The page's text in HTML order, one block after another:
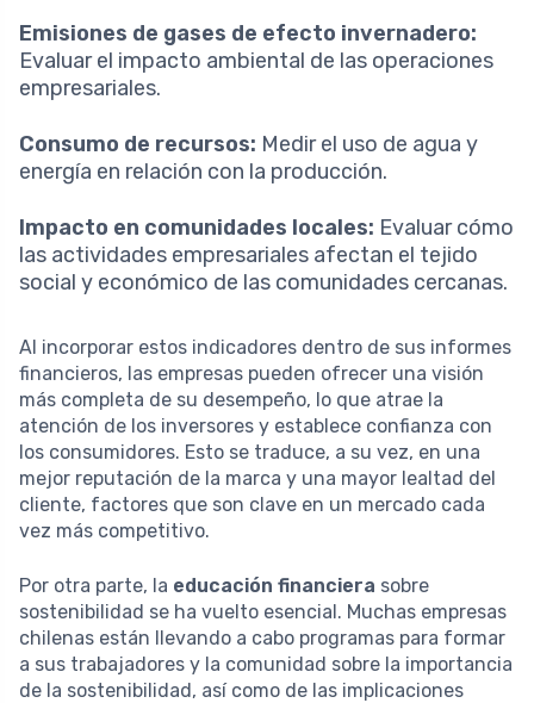
Emisiones de gases de efecto invernadero:
Evaluar el impacto ambiental de las operaciones
empresariales.
Consumo de recursos: Medir el uso de agua y
energía en relación con la producción.
Impacto en comunidades locales: Evaluar cómo
las actividades empresariales afectan el tejido
social y económico de las comunidades cercanas.
Al incorporar estos indicadores dentro de sus informes
financieros, las empresas pueden ofrecer una visión
más completa de su desempeño, lo que atrae la
atención de los inversores y establece confianza con
los consumidores. Esto se traduce, a su vez, en una
mejor reputación de la marca y una mayor lealtad del
cliente, factores que son clave en un mercado cada
vez más competitivo.
Por otra parte, la educación financiera sobre
sostenibilidad se ha vuelto esencial. Muchas empresas
chilenas están llevando a cabo programas para formar
a sus trabajadores y la comunidad sobre la importancia
de la sostenibilidad, así como de las implicaciones